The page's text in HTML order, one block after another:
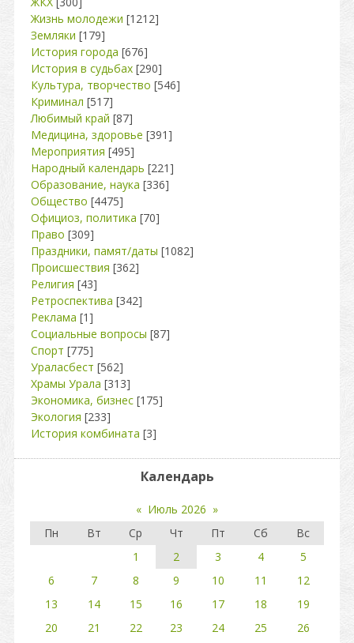
Жизнь молодежи [1212]
Земляки [179]
История города [676]
История в судьбах [290]
Культура, творчество [546]
Криминал [517]
Любимый край [87]
Медицина, здоровье [391]
Мероприятия [495]
Народный календарь [221]
Образование, наука [336]
Общество [4475]
Официоз, политика [70]
Право [309]
Праздники, памят/даты [1082]
Происшествия [362]
Религия [43]
Ретроспектива [342]
Реклама [1]
Социальные вопросы [87]
Спорт [775]
Ураласбест [562]
Храмы Урала [313]
Экономика, бизнес [175]
Экология [233]
История комбината [3]
Календарь
« Июль 2026 »
Пн
Вт Ср Чт Пт Сб
Вс
1
2 3 4
5
6
7 8 9 10 11
12
13
14 15 16 17 18
19
20
21 22 23 24 25
26